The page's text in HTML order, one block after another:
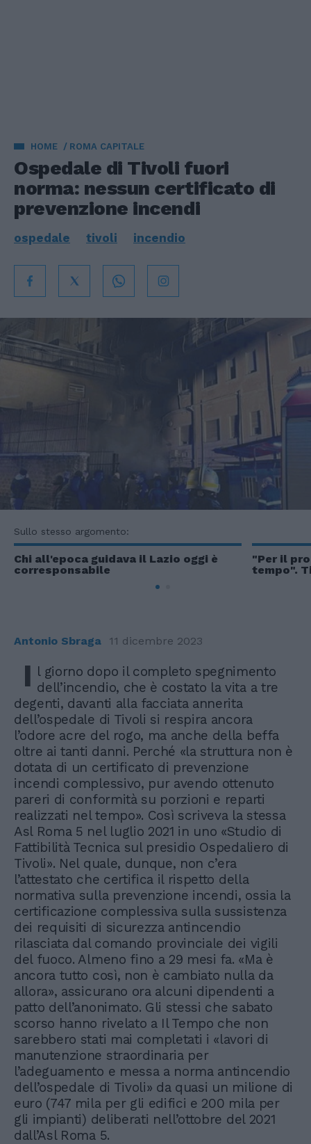
HOME ROMA CAPITALE
Ospedale di Tivoli fuori
norma: nessun certificato di
prevenzione incendi
ospedale tivoli incendio
Sullo stesso argomento:
Chi all'epoca guidava il Lazio oggi è
corresponsabile
"Per il
tempo".
Antonio Sbraga 11 dicembre 2023
I l giorno dopo il completo spegnimento
dell’incendio, che è costato la vita a tre
degenti, davanti alla facciata annerita
dell’ospedale di Tivoli si respira ancora
l’odore acre del rogo, ma anche della beffa
oltre ai tanti danni. Perché «la struttura non è
dotata di un certificato di prevenzione
incendi complessivo, pur avendo ottenuto
pareri di conformità su porzioni e reparti
realizzati nel tempo». Così scriveva la stessa
Asl Roma 5 nel luglio 2021 in uno «Studio di
Fattibilità Tecnica sul presidio Ospedaliero di
Tivoli». Nel quale, dunque, non c’era
l’attestato che certifica il rispetto della
normativa sulla prevenzione incendi, ossia la
certificazione complessiva sulla sussistenza
dei requisiti di sicurezza antincendio
rilasciata dal comando provinciale dei vigili
del fuoco. Almeno fino a 29 mesi fa. «Ma è
ancora tutto così, non è cambiato nulla da
allora», assicurano ora alcuni dipendenti a
patto dell’anonimato. Gli stessi che sabato
scorso hanno rivelato a Il Tempo che non
sarebbero stati mai completati i «lavori di
manutenzione straordinaria per
l’adeguamento e messa a norma antincendio
dell’ospedale di Tivoli» da quasi un milione di
euro (747 mila per gli edifici e 200 mila per
gli impianti) deliberati nell’ottobre del 2021
dall’Asl Roma 5.